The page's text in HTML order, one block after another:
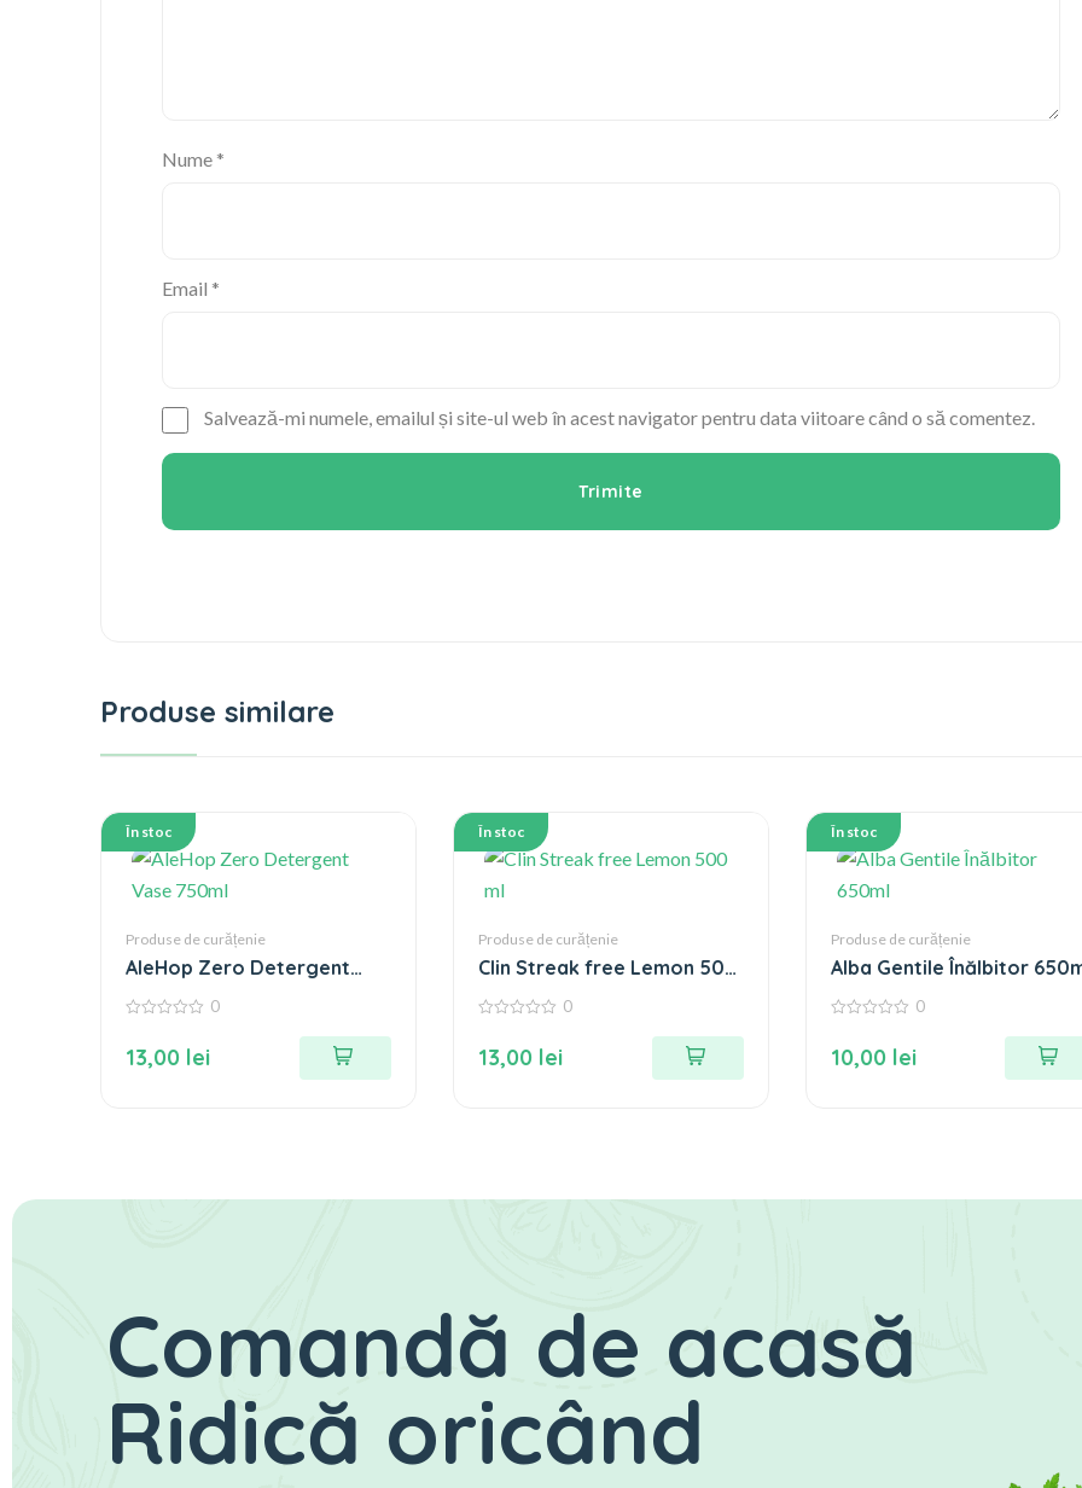
Nume *
Email *
Salvează-mi numele, emailul și site-ul web în acest navigator pentru data viitoare când o să comentez.
Produse similare
În stoc
Produse de curățenie
AleHop Zero Detergent
Vase 750ml
5
0
13,00 lei
În stoc
Produse de curățenie
Clin Streak free Lemon 500
ml
5
0
13,00 lei
În stoc
Produse de curățenie
Alba Gentile Înălbitor
5
0
10,00 lei
Comandă de acasă
Ridică oricând